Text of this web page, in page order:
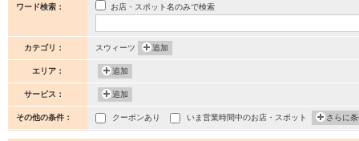
ワード検索： お店・スポット名のみで検索
カテゴリ： スウィーツ 追加
エリア： 追加
サービス： 追加
その他の条件： クーポンあり いま営業時間中のお店・スポット さらに